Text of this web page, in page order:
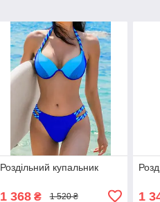
Роздільний купальник
1 368₴ 1 520 ₴ 1